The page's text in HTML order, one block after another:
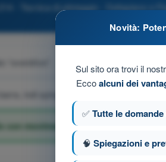
- Tecnica di pilotaggio - Deltaplano e
indi spingendola o trazionandola.
movimenti di spinta o trazione.
Novità:
Sul sito ora trovi il
Eccoalcuni dei
✅Tutte le domande
🧠 Spiegazioni e